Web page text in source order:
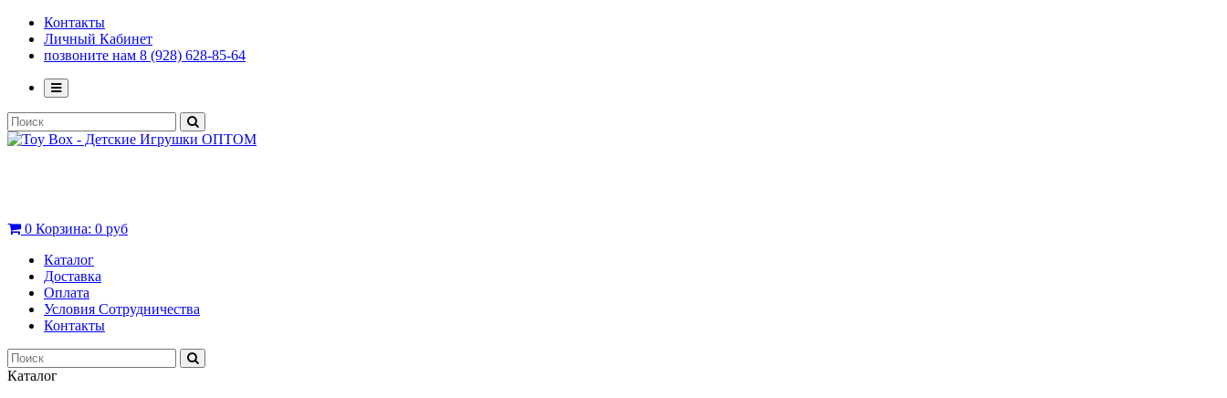
Контакты
Личный Кабинет
позвоните нам 8 (928) 628-85-64
0 Корзина: 0 руб
Каталог
Доставка
Оплата
Условия Сотрудничества
Контакты
Каталог